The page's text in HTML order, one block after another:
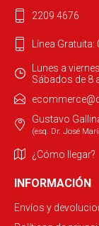
2209 4676
Línea
Lunes a
Sábados de 8
Gustavo
(esq. Dr. José
¿Cómo llegar?
INFORMACIÓN
Envíos y